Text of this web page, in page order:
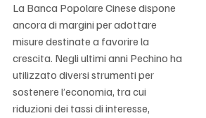
La Banca Popolare Cinese dispone
ancora di margini per adottare
misure destinate a favorire la
crescita. Negli ultimi anni Pechino ha
utilizzato diversi strumenti per
sostenere l’economia, tra cui
riduzioni dei tassi di interesse,